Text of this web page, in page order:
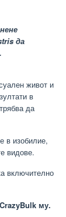
да
живот и
в
да
в изобилие,
видове.
включително
му.